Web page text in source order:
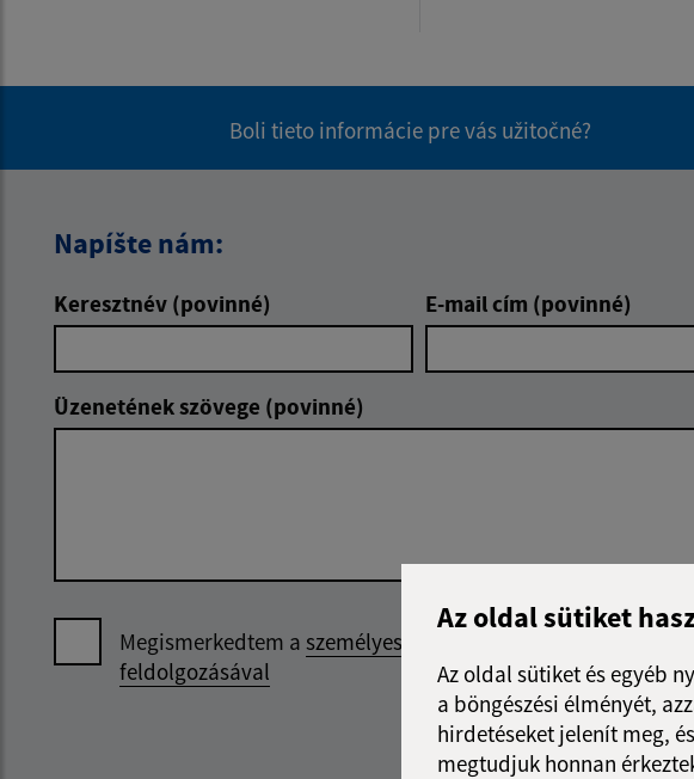
Az oldal sütiket
Az oldal sütiket és egyéb
a böngészési élményét,
hirdetéseket jelenít meg,
megtudjuk honnan
Boli tieto informácie pre vás užitočné?
Napíšte nám:
Keresztnév (povinné) E-mail cím (povinné)
Üzenetének szövege (povinné)
Megismerkedtem a személyes adatok
feldolgozásával
Google reCaptcha